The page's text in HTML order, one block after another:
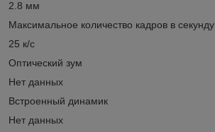
2.8 мм
Максимальное количество кадров в секунду
25 к/с
Оптический зум
Нет данных
Встроенный динамик
Нет данных